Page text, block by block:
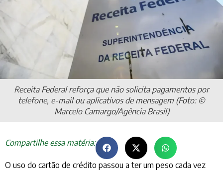
Receita Federal reforça que não solicita pagamentos por
telefone, e-mail ou aplicativos de mensagem (Foto: ©
Marcelo Camargo/Agência Brasil)
Compartilhe essa matéria:
O uso do cartão de crédito passou a ter um peso cada vez